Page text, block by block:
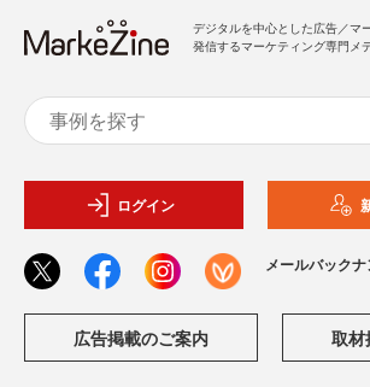
デジタルを中心とした広告／マ
発信するマーケティング専門メ
ログイン
メールバック
広告掲載のご案内 取材